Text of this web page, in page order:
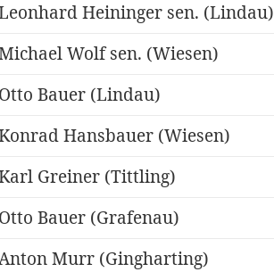
Heininger sen. (Lindau)
Wolf sen. (Wiesen)
Otto Bauer (Lindau)
Hansbauer (Wiesen)
Greiner (Tittling)
Otto Bauer (Grafenau)
Murr (Gingharting)